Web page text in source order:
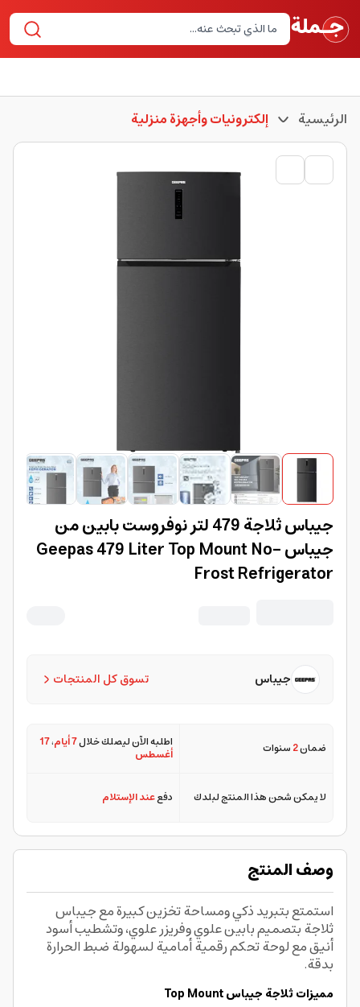
الرئيسية إلكترونيات وأجهزة منزلية
جيباس ثلاجة 479 لتر نوفروست بابين من
جيباس Geepas 479 Liter Top Mount No-
Frost Refrigerator
تسوق كل المنتجات جيباس
ضمان2سنوات اطلبه الآن ليصلك خلال7 أيام ،17
أغسطس
لا يمكن شحن هذا المنتج لبلدك دفععند الإستلام
وصف المنتج
استمتع بتبريد ذكي ومساحة تخزين كبيرة مع جيباس
ثلاجة بتصميم بابين علوي وفريزر علوي، وتشطيب أسود
أنيق مع لوحة تحكم رقمية أمامية لسهولة ضبط الحرارة
بدقة.
مميزات ثلاجة جيباس Top Mount